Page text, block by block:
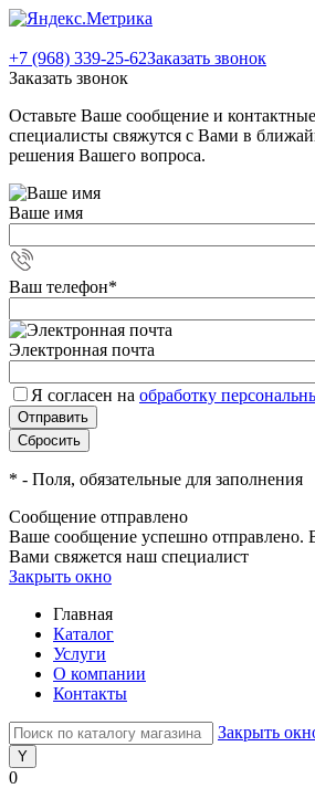
+7 (968) 339-25-62Заказать звонок
Заказать звонок
Оставьте Ваше сообщение и
специалисты свяжутся с Вами в
решения Вашего вопроса.
Ваше имя
Ваш телефон*
Электронная почта
Я согласен на обработку
* - Поля, обязательные для заполнения
Сообщение отправлено
Ваше сообщение успешно отправлено.
Вами свяжется наш специалист
Закрыть окно
Главная
Каталог
Услуги
О компании
Контакты
Закрыть
0